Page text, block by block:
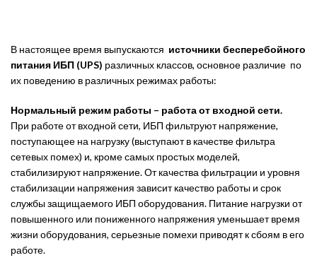
В настоящее время выпускаются источники бесперебойного
питания ИБП (UPS) различных классов, основное различие по
их поведению в различных режимах работы:
Нормальный режим работы – работа от входной сети.
При работе от входной сети, ИБП фильтруют напряжение,
поступающее на нагрузку (выступают в качестве фильтра
сетевых помех) и, кроме самых простых моделей,
стабилизируют напряжение. От качества фильтрации и уровня
стабилизации напряжения зависит качество работы и срок
службы защищаемого ИБП оборудования. Питание нагрузки от
повышенного или пониженного напряжения уменьшает время
жизни оборудования, серьезные помехи приводят к сбоям в его
работе.